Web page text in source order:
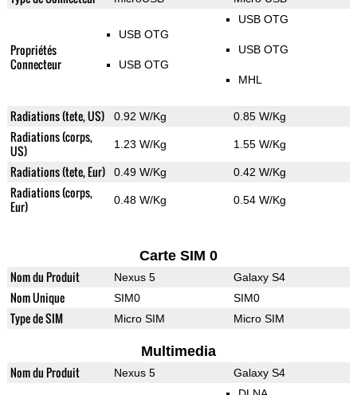
Propriétés
Connecteur
USB OTG
USB OTG
USB OTG
USB OTG
MHL
Radiations (tete, US) 0.92 W/Kg 0.85 W/Kg
Radiations (corps,
US)
1.23 W/Kg 1.55 W/Kg
Radiations (tete, Eur) 0.49 W/Kg 0.42 W/Kg
Radiations (corps,
Eur)
0.48 W/Kg 0.54 W/Kg
Carte SIM 0
Nom du Produit Nexus 5 Galaxy S4
Nom Unique SIM0 SIM0
Type de SIM Micro SIM Micro SIM
Multimedia
Nom du Produit Nexus 5 Galaxy S4